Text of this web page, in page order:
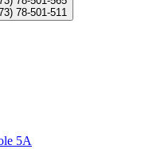
78-501-511
5A